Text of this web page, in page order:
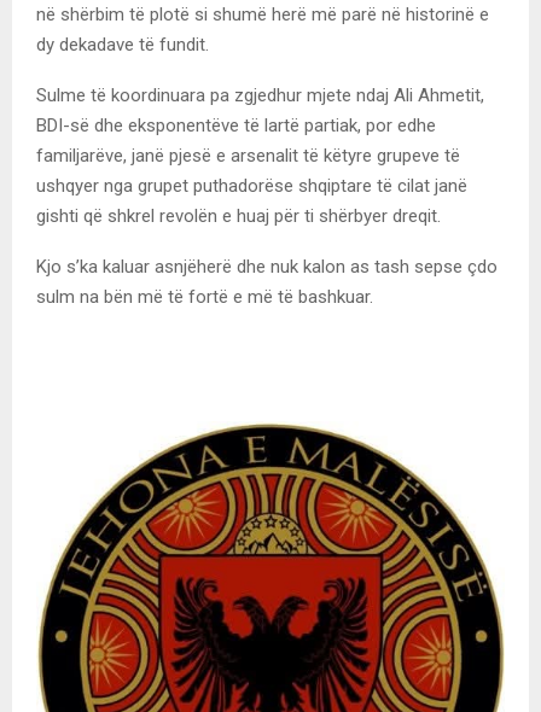
në shërbim të plotë si shumë herë më parë në historinë e
dy dekadave të fundit.
Sulme të koordinuara pa zgjedhur mjete ndaj Ali Ahmetit,
BDI-së dhe eksponentëve të lartë partiak, por edhe
familjarëve, janë pjesë e arsenalit të këtyre grupeve të
ushqyer nga grupet puthadorëse shqiptare të cilat janë
gishti që shkrel revolën e huaj për ti shërbyer dreqit.
Kjo s’ka kaluar asnjëherë dhe nuk kalon as tash sepse çdo
sulm na bën më të fortë e më të bashkuar.